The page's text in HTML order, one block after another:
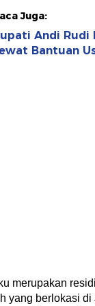
Juga:
Andi Rudi
Bantuan
merupakan
yang berlokasi